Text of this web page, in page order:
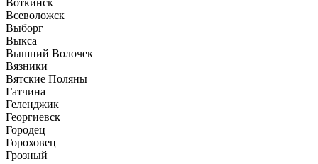
Воткинск
Всеволожск
Выборг
Выкса
Вышний Волочек
Вязники
Вятские Поляны
Гатчина
Геленджик
Георгиевск
Городец
Гороховец
Грозный